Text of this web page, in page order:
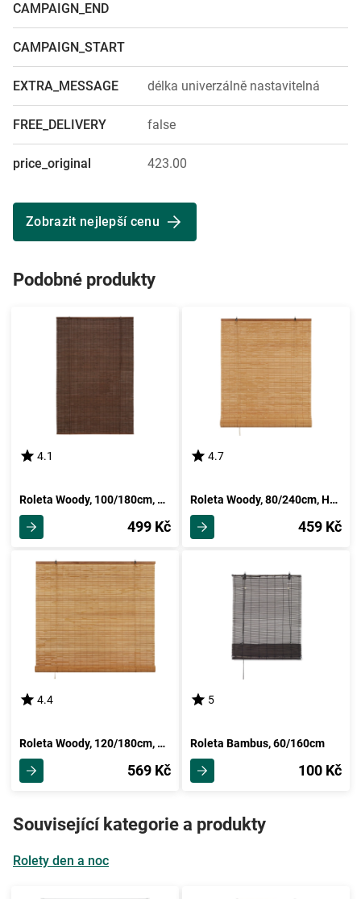
CAMPAIGN_END
CAMPAIGN_START
EXTRA_MESSAGE délka univerzálně nastavitelná
FREE_DELIVERY false
price_original 423.00
Zobrazit nejlepší cenu
Podobné produkty
4.1
Roleta Woody, 100/180cm, Tmavě Hnědá
499 Kč
4.7
Roleta Woody, 80/240cm, Hnědá
459 Kč
4.4
Roleta Woody, 120/180cm, Hnědá
569 Kč
5
Roleta Bambus, 60/160cm
100 Kč
Související kategorie a produkty
Rolety den a noc